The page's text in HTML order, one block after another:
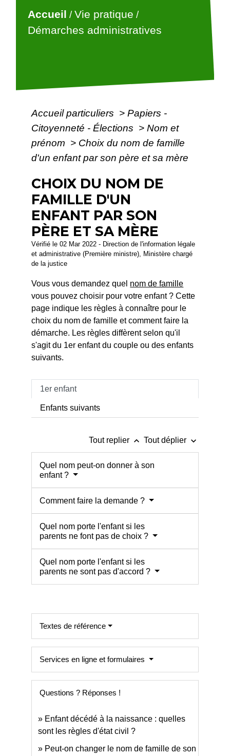
Accueil /Vie pratique /
Démarches administratives
Accueil particuliers > Papiers -
Citoyenneté - Élections > Nom et
prénom > Choix du nom de famille
d'un enfant par son père et sa mère
CHOIX DU NOM DE
FAMILLE D'UN
ENFANT PAR SON
PÈRE ET SA MÈRE
Vérifié le 02 Mar 2022 - Direction de l'information légale
et administrative (Première ministre), Ministère chargé
de la justice
Vous vous demandez quel nom de famille
vous pouvez choisir pour votre enfant ? Cette
page indique les règles à connaître pour le
choix du nom de famille et comment faire la
démarche. Les règles diffèrent selon qu'il
s'agit du 1er enfant du couple ou des enfants
suivants.
1er enfant
Enfants suivants
Tout replier keyboard_arrow_up Tout déplier keyboard_arrow_down
Quel nom peut-on donner à son
enfant ?
Comment faire la demande ?
Quel nom porte l'enfant si les
parents ne font pas de choix ?
Quel nom porte l'enfant si les
parents ne sont pas d'accord ?
Textes de référence
Services en ligne et formulaires
Questions ? Réponses !
Enfant décédé à la naissance : quelles
sont les règles d'état civil ?
Peut-on changer le nom de famille de son